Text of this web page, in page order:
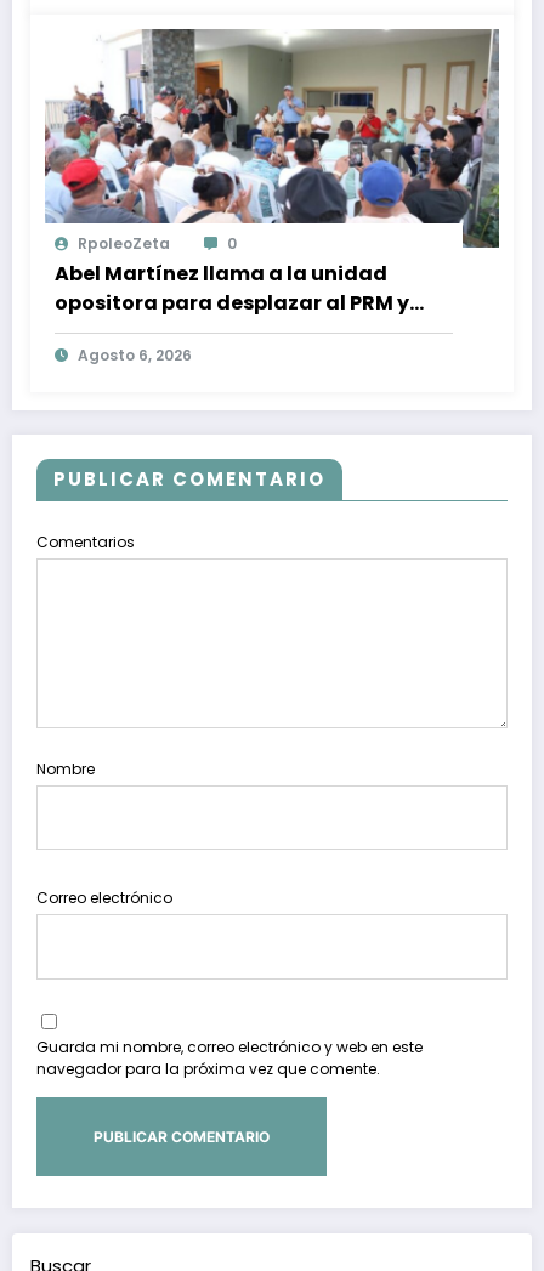
RpoleoZeta 0
Abel Martínez llama a la unidad
opositora para desplazar al PRM y
recuperar la confianza ciudadana
Agosto 6, 2026
PUBLICAR COMENTARIO
Comentarios
Nombre
Correo electrónico
Guarda mi nombre, correo electrónico y web en este
navegador para la próxima vez que comente.